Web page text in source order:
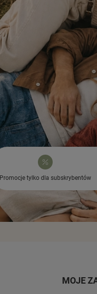
Promocje tylko dla subskrybentów
MOJE